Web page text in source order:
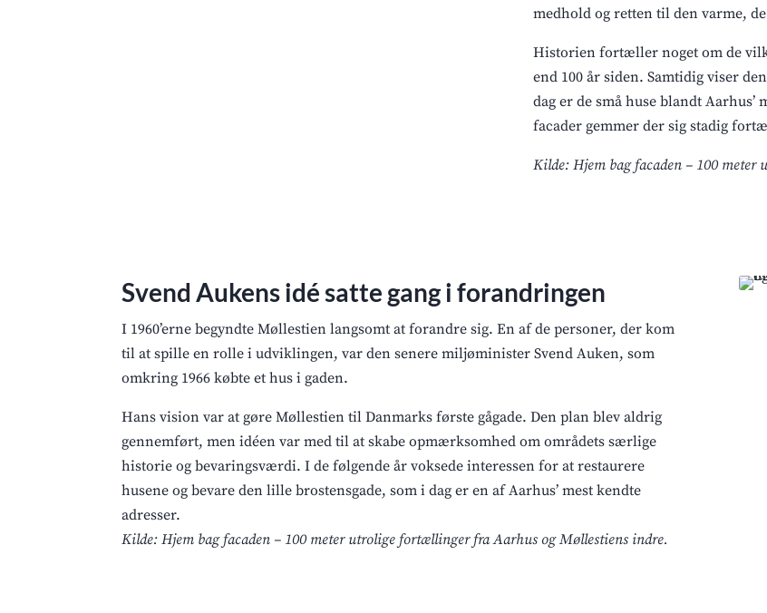
medhold og retten til den varme,
Historien fortæller noget om de
end 100 år siden. Samtidig viser
dag er de små huse blandt
facader gemmer der sig stadig
Kilde: Hjem bag facaden – 100
Svend Aukens idé satte gang i forandringen
I 1960’erne begyndte Møllestien langsomt at forandre sig. En af de personer, der kom
til at spille en rolle i udviklingen, var den senere miljøminister Svend Auken, som
omkring 1966 købte et hus i gaden.
Hans vision var at gøre Møllestien til Danmarks første gågade. Den plan blev aldrig
gennemført, men idéen var med til at skabe opmærksomhed om områdets særlige
historie og bevaringsværdi. I de følgende år voksede interessen for at restaurere
husene og bevare den lille brostensgade, som i dag er en af Aarhus’ mest kendte
adresser.
Kilde: Hjem bag facaden – 100 meter utrolige fortællinger fra Aarhus og Møllestiens indre.